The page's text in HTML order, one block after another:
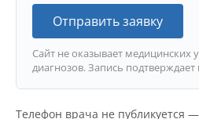
Отправить заявку
Сайт не оказывает медицинских
диагнозов. Запись подтверждает
Телефон врача не публикуется